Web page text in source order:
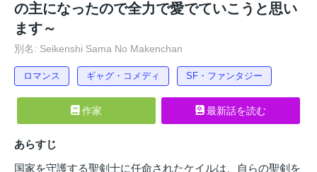
の主になったので全力で愛でていこうと思い
ます～
別名: Seikenshi Sama No Makenchan
ロマンス ギャグ・コメディ SF・ファンタジー
作家 最新話を読む
あらすじ
国家を守護する聖剣士に任命されたケイルは、自らの聖剣を